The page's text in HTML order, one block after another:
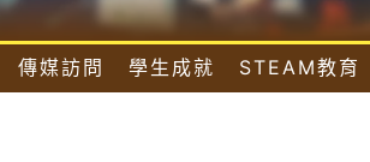
傳媒訪問 學生成就 STEAM教育